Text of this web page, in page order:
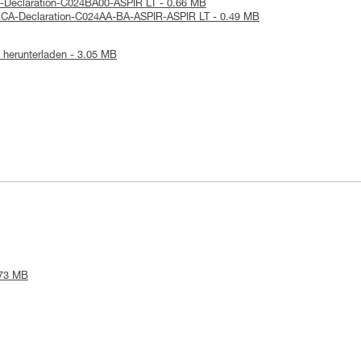
C024BA00-ASPIR LT - 0.66 MB
Declaration-C024AA-BA-ASPIR-ASPIR LT - 0.49 MB
herunterladen - 3.05 MB
MB